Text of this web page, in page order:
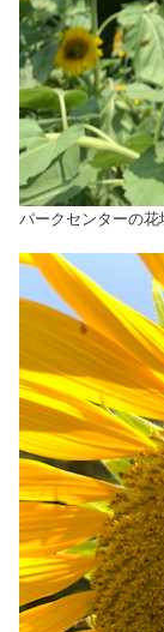
パークセンターの花